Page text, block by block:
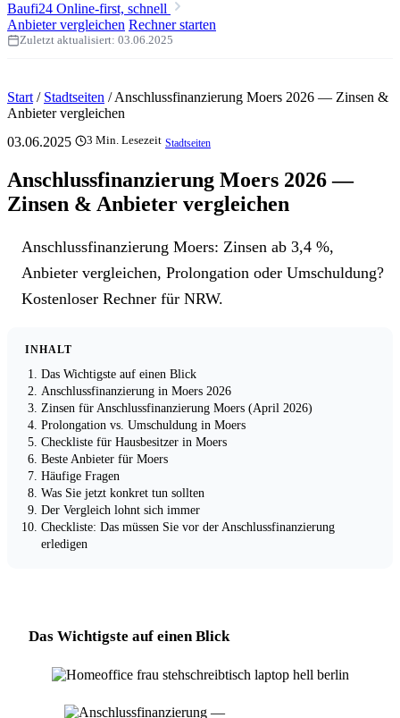
Baufi24 Online-first, schnell
Anbieter vergleichen Rechner starten
Zuletzt aktualisiert: 03.06.2025
Start / Stadtseiten / Anschlussfinanzierung Moers 2026 — Zinsen &
Anbieter vergleichen
03.06.2025
3 Min. Lesezeit Stadtseiten
Anschlussfinanzierung Moers 2026 —
Zinsen & Anbieter vergleichen
Anschlussfinanzierung Moers: Zinsen ab 3,4 %,
Anbieter vergleichen, Prolongation oder Umschuldung?
Kostenloser Rechner für NRW.
INHALT
Das Wichtigste auf einen Blick
Anschlussfinanzierung in Moers 2026
Zinsen für Anschlussfinanzierung Moers (April 2026)
Prolongation vs. Umschuldung in Moers
Checkliste für Hausbesitzer in Moers
Beste Anbieter für Moers
Häufige Fragen
Was Sie jetzt konkret tun sollten
Der Vergleich lohnt sich immer
Checkliste: Das müssen Sie vor der Anschlussfinanzierung
erledigen
Das Wichtigste auf einen Blick